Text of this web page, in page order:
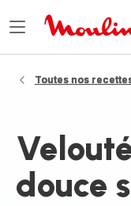
Ouvrir
Toutes nos
douce